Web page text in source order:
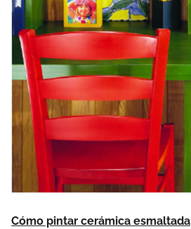
Cómo pintar cerámica esmaltada